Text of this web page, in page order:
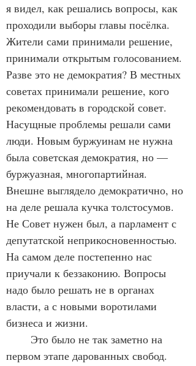
я видел, как решались вопросы, как
проходили выборы главы посёлка.
Жители сами принимали решение,
принимали открытым голосованием.
Разве это не демократия? В местных
советах принимали решение, кого
рекомендовать в городской совет.
Насущные проблемы решали сами
люди. Новым буржуинам не нужна
была советская демократия, но —
буржуазная, многопартийная.
Внешне выглядело демократично, но
на деле решала кучка толстосумов.
Не Совет нужен был, а парламент с
депутатской неприкосновенностью.
На самом деле постепенно нас
приучали к беззаконию. Вопросы
надо было решать не в органах
власти, а с новыми воротилами
бизнеса и жизни.
первом этапе дарованных свобод.